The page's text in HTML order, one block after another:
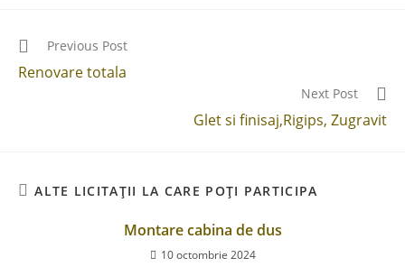
Previous Post
Renovare totala
Next Post
Glet si finisaj,Rigips, Zugravit
ALTE LICITAȚII LA CARE POȚI PARTICIPA
Montare cabina de dus
10 octombrie 2024